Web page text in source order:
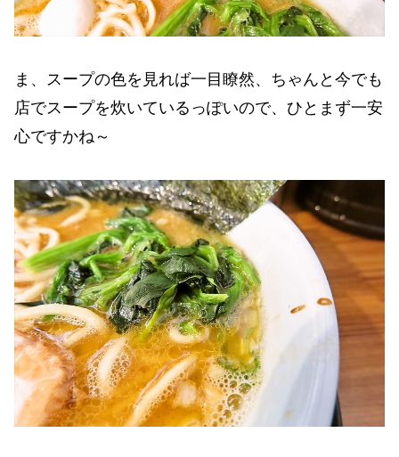
ま、スープの色を見れば一目瞭然、ちゃんと今でも
店でスープを炊いているっぽいので、ひとまず一安
心ですかね～